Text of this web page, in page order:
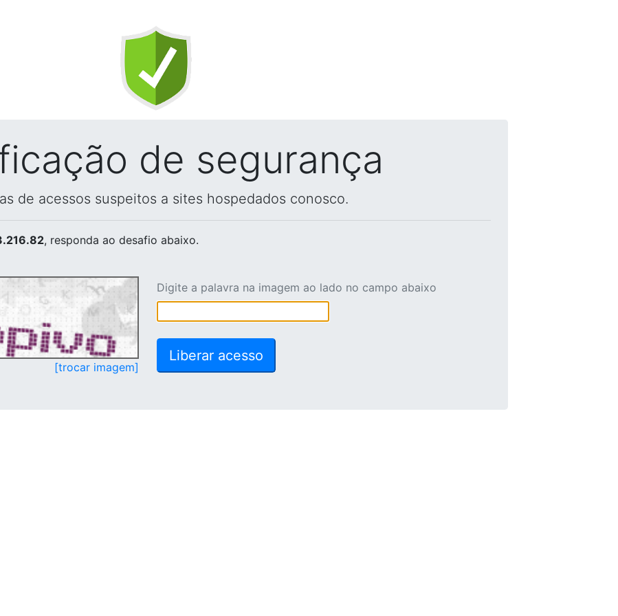
de segurança
de acessos suspeitos a sites hospedados conosco.
, responda ao desafio abaixo.
[trocar imagem]
Digite a palavra na imagem ao lado no campo abaixo